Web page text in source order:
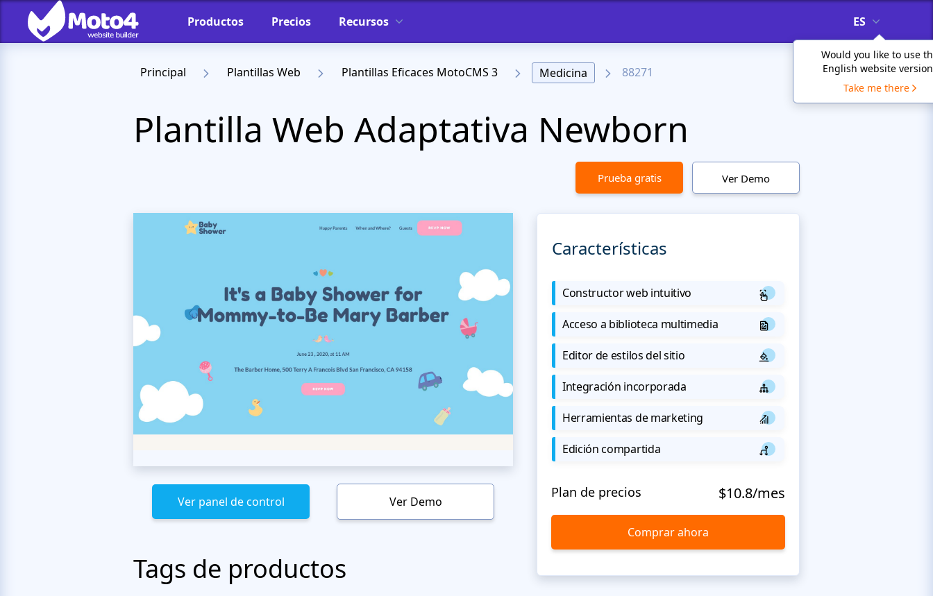
Productos Precios Recursos ES
Would you like to use
English website
Take me there
Principal Plantillas Web Plantillas Eficaces MotoCMS 3 Medicina 88271
Plantilla Web Adaptativa Newborn
Prueba gratis Ver Demo
Ver panel de control Ver Demo
Tags de productos
Características
Constructor web intuitivo
Acceso a biblioteca multimedia
Editor de estilos del sitio
Integración incorporada
Herramientas de marketing
Edición compartida
Plan de precios $10.8/mes
Comprar ahora